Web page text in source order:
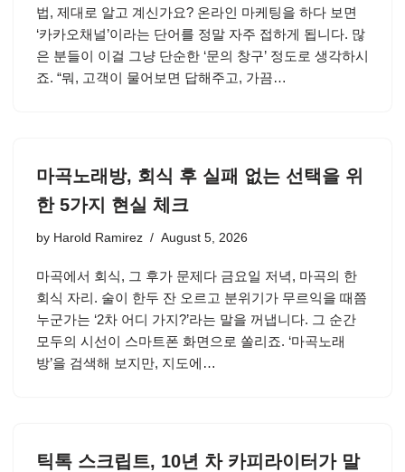
법, 제대로 알고 계신가요? 온라인 마케팅을 하다 보면
‘카카오채널’이라는 단어를 정말 자주 접하게 됩니다. 많
은 분들이 이걸 그냥 단순한 ‘문의 창구’ 정도로 생각하시
죠. “뭐, 고객이 물어보면 답해주고, 가끔…
마곡노래방, 회식 후 실패 없는 선택을 위
한 5가지 현실 체크
by Harold Ramirez August 5, 2026
마곡에서 회식, 그 후가 문제다 금요일 저녁, 마곡의 한
회식 자리. 술이 한두 잔 오르고 분위기가 무르익을 때쯤
누군가는 ‘2차 어디 가지?’라는 말을 꺼냅니다. 그 순간
모두의 시선이 스마트폰 화면으로 쏠리죠. ‘마곡노래
방’을 검색해 보지만, 지도에…
틱톡 스크립트, 10년 차 카피라이터가 말